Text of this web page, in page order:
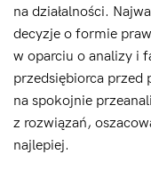
na działalności.
decyzje o formie
w oparciu o analizy i
przedsiębiorca przed
na spokojnie
z rozwiązań,
najlepiej.